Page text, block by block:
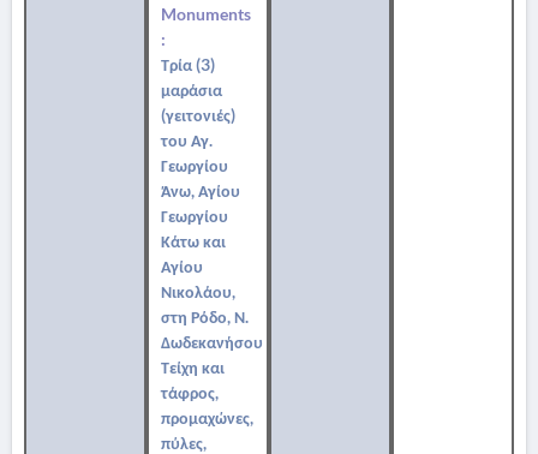
Monuments
:
Τρία (3)
μαράσια
(γειτονιές)
του Αγ.
Γεωργίου
Άνω, Αγίου
Γεωργίου
Κάτω και
Αγίου
Νικολάου,
στη Ρόδο, Ν.
Δωδεκανήσου
Τείχη και
τάφρος,
προμαχώνες,
πύλες,